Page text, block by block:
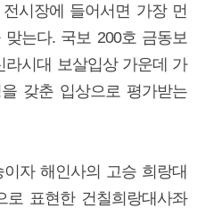
시장에 들어서면 가장 먼
는다. 국보 200호 금동보
시대 보살입상 가운데 가
갖춘 입상으로 평가받는
자 해인사의 고승 희랑대
로 표현한 건칠희랑대사좌